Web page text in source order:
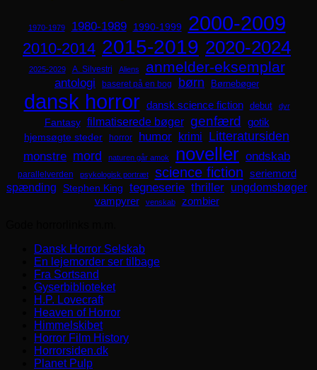
1970-1979 1980-1989 1990-1999 2000-2009
2010-2014 2015-2019 2020-2024
2025-2029 A. Silvestri Aliens anmelder-eksemplar
antologi baseret på en bog børn Børnebøger
dansk horror dansk science fiction debut dyr
Fantasy filmatiserede bøger genfærd
gotik
hjemsøgte steder
horror humor krimi Litteratursiden
monstre mord naturen går amok noveller ondskab
parallelverden psykologisk portræt science fiction seriemord
spænding Stephen King tegneserie thriller ungdomsbøger
vampyrer venskab
zombier
Dansk Horror Selskab
En lejemorder ser tilbage
Fra Sortsand
Gyserbiblioteket
H.P. Lovecraft
Heaven of Horror
Himmelskibet
Horror Film History
Horrorsiden.dk
Planet Pulp